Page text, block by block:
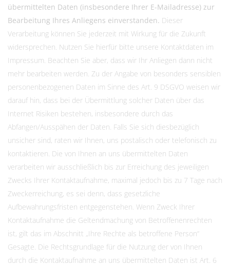
übermittelten Daten (insbesondere Ihrer E-Mailadresse) zur
Bearbeitung Ihres Anliegens einverstanden. Dieser
Verarbeitung können Sie jederzeit mit Wirkung für die Zukunft
widersprechen. Nutzen Sie hierfür bitte unsere Kontaktdaten im
Impressum. Beachten Sie aber, dass wir Ihr Anliegen dann nicht
mehr bearbeiten werden. Zu der Angabe von besonders sensiblen
personenbezogenen Daten im Sinne des Art. 9 DSGVO weisen wir
darauf hin, dass bei der Übermittlung solcher Daten über das
Internet Risiken bestehen, insbesondere durch das
Abfangen/Ausspähen der Daten. Falls Sie sich diesbezüglich
unsicher sind, raten wir Ihnen, uns postalisch oder telefonisch zu
kontaktieren. Die von Ihnen an uns übermittelten Daten
verarbeiten wir ausschließlich bis zur Erreichung des jeweiligen
Zwecks Ihrer Kontaktaufnahme, maximal jedoch bis zu 7 Tage nach
Zweckerreichung, es sei denn, dass gesetzliche
Aufbewahrungsfristen entgegenstehen. Wenn Zweck Ihrer
Kontaktaufnahme die Geltendmachung von Betroffenenrechten
ist, gilt das im Abschnitt „Ihre Rechte als betroffene Person“
Gesagte. Die Rechtsgrundlage für die Nutzung der von Ihnen
durch die Kontaktaufnahme an uns übermittelten Daten ist Art. 6